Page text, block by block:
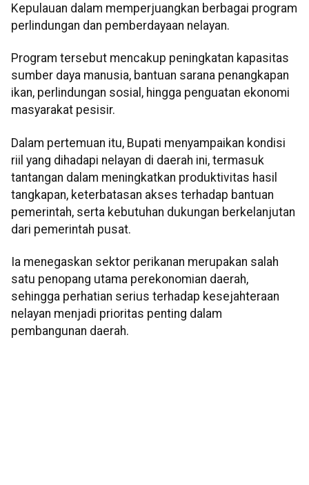
Kepulauan dalam memperjuangkan berbagai program
perlindungan dan pemberdayaan nelayan.
Program tersebut mencakup peningkatan kapasitas
sumber daya manusia, bantuan sarana penangkapan
ikan, perlindungan sosial, hingga penguatan ekonomi
masyarakat pesisir.
Dalam pertemuan itu, Bupati menyampaikan kondisi
riil yang dihadapi nelayan di daerah ini, termasuk
tantangan dalam meningkatkan produktivitas hasil
tangkapan, keterbatasan akses terhadap bantuan
pemerintah, serta kebutuhan dukungan berkelanjutan
dari pemerintah pusat.
Ia menegaskan sektor perikanan merupakan salah
satu penopang utama perekonomian daerah,
sehingga perhatian serius terhadap kesejahteraan
nelayan menjadi prioritas penting dalam
pembangunan daerah.